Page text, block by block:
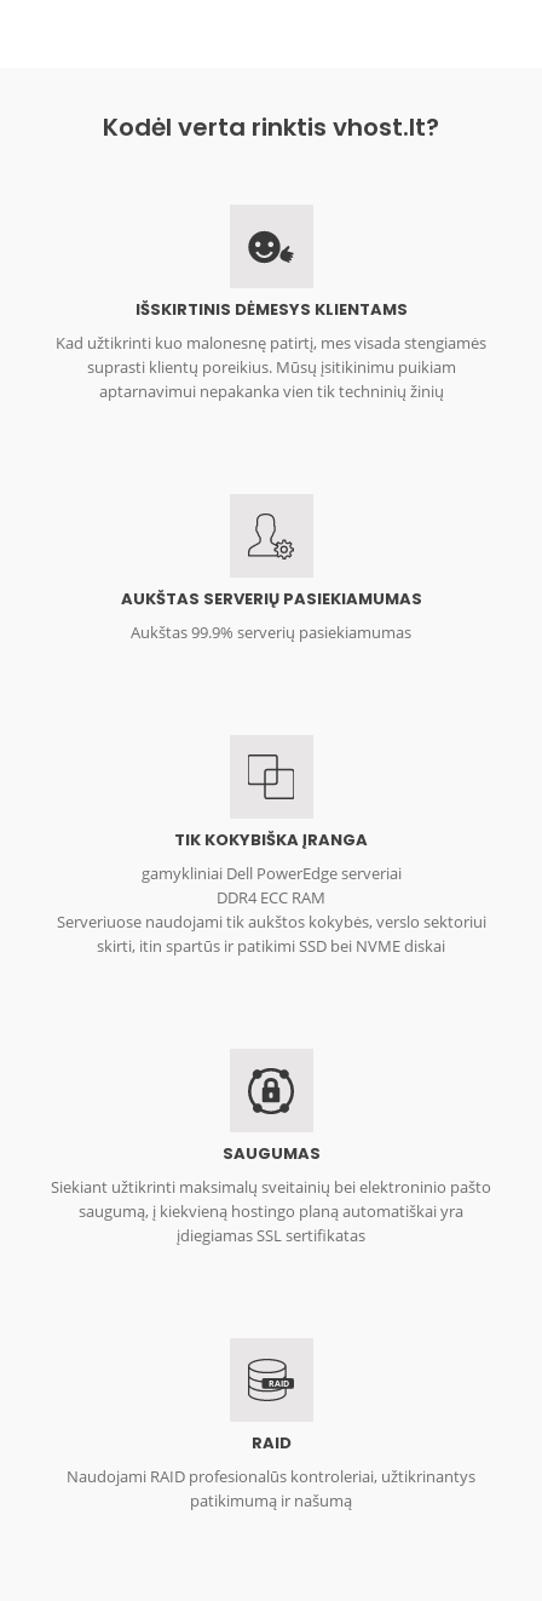
Kodėl verta rinktis vhost.lt?
IŠSKIRTINIS DĖMESYS KLIENTAMS
Kad užtikrinti kuo malonesnę patirtį, mes visada stengiamės
suprasti klientų poreikius. Mūsų įsitikinimu puikiam
aptarnavimui nepakanka vien tik techninių žinių
AUKŠTAS SERVERIŲ PASIEKIAMUMAS
Aukštas 99.9% serverių pasiekiamumas
TIK KOKYBIŠKA ĮRANGA
gamykliniai Dell PowerEdge serveriai
DDR4 ECC RAM
Serveriuose naudojami tik aukštos kokybės, verslo sektoriui
skirti, itin spartūs ir patikimi SSD bei NVME diskai
SAUGUMAS
Siekiant užtikrinti maksimalų sveitainių bei elektroninio pašto
saugumą, į kiekvieną hostingo planą automatiškai yra
įdiegiamas SSL sertifikatas
RAID
RAID
Naudojami RAID profesionalūs kontroleriai, užtikrinantys
patikimumą ir našumą